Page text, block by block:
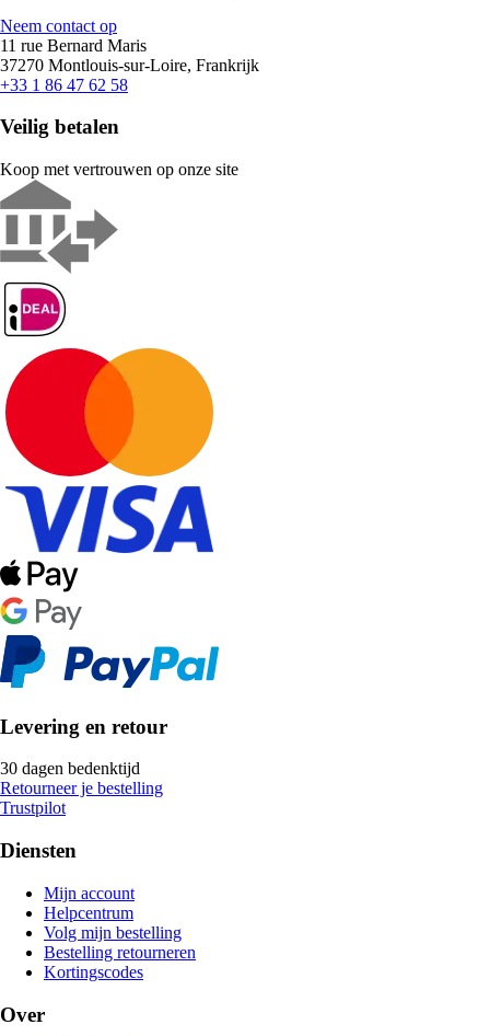
Neem contact op
11 rue Bernard Maris
37270 Montlouis-sur-Loire, Frankrijk
+33 1 86 47 62 58
Veilig betalen
Koop met vertrouwen op onze site
Levering en retour
30 dagen bedenktijd
Retourneer je bestelling
Trustpilot
Diensten
Mijn account
Helpcentrum
Volg mijn bestelling
Bestelling retourneren
Kortingscodes
Over